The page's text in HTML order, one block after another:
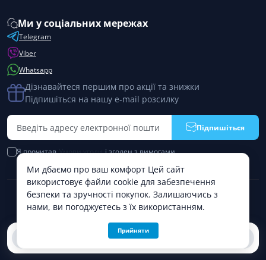
0
Ми у соціальних мережах
Telegram
Viber
Whatsapp
Дізнавайтеся першим про акції та знижки
Підпишіться на нашу e-mail розсилку
Підпишіться
Я прочитав Умови угоди і згоден з вимогами
PremiumPharm © 2026
Ми дбаємо про ваш комфорт Цей сайт
використовує файли cookie для забезпечення
безпеки та зручності покупок. Залишаючись з
нами, ви погоджуєтесь з їх використанням.
Прийняти